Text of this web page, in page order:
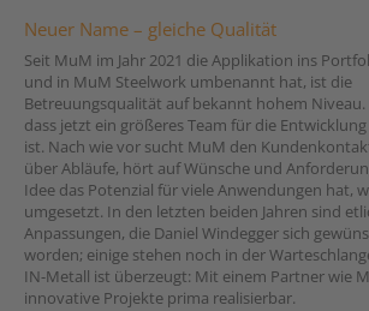
Neuer Name – gleiche Qualität
Seit MuM im Jahr 2021 die Applikation ins
und in MuM Steelwork umbenannt hat, ist die
Betreuungsqualität auf bekannt hohem Niveau.
dass jetzt ein größeres Team für die
ist. Nach wie vor sucht MuM den
über Abläufe, hört auf Wünsche und
Idee das Potenzial für viele Anwendungen hat,
umgesetzt. In den letzten beiden Jahren sind
Anpassungen, die Daniel Windegger sich
worden; einige stehen noch in der
IN-Metall ist überzeugt: Mit einem Partner wie
innovative Projekte prima realisierbar.